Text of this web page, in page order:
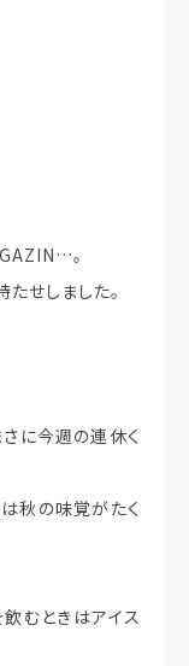
。
せしました。
さに今週の連休く
秋の味覚がたく
むときはアイス